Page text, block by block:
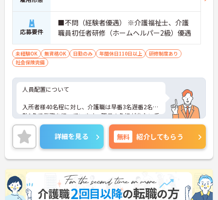
応募要件
■不問（経験者優遇） ※介護福祉士、介護
職員初任者研修（ホームヘルパー2級）優遇
未経験OK 無資格OK 日勤のみ 年間休日110日以上
研修制度あり
社会保険完備
人員配置について
入所者様40名程に対し、介護職は早番3名遅番2名夜
勤1名で業務を行っています。職員の負担が少ない手
厚い人員配置となっています。夜勤は介護職1名、看
護師1名の計2名で行います。医師も施設に常駐して
おり、緊急時も安心して勤務が可能です。残業はほ
とんどなく、有給消化100％で、プライベートが充
実しやすい環境となっています。
詳細を見る 無料 紹介してもらう